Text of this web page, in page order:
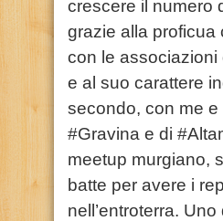
crescere il numero
grazie alla proficua
con le associazioni
e al suo carattere
secondo, con me e
#Gravina e di
meetup murgiano,
batte per avere i
nell’entroterra. Uno